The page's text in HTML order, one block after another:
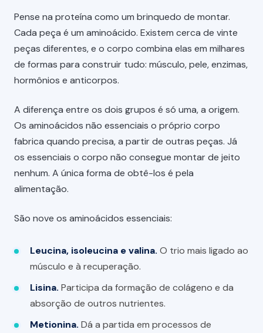
Pense na proteína como um brinquedo de montar.
Cada peça é um aminoácido. Existem cerca de vinte
peças diferentes, e o corpo combina elas em milhares
de formas para construir tudo: músculo, pele, enzimas,
hormônios e anticorpos.
A diferença entre os dois grupos é só uma, a origem.
Os aminoácidos não essenciais o próprio corpo
fabrica quando precisa, a partir de outras peças. Já
os essenciais o corpo não consegue montar de jeito
nenhum. A única forma de obtê-los é pela
alimentação.
São nove os aminoácidos essenciais:
Leucina, isoleucina e valina. O trio mais ligado ao
músculo e à recuperação.
Lisina. Participa da formação de colágeno e da
absorção de outros nutrientes.
Metionina. Dá a partida em processos de